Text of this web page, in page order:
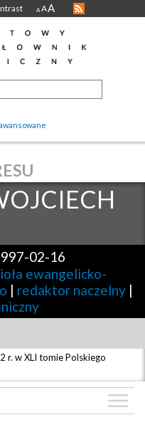
A AA
02-16
ewangelicko-
| redaktor naczelny |
r. w XLI tomie Polskiego